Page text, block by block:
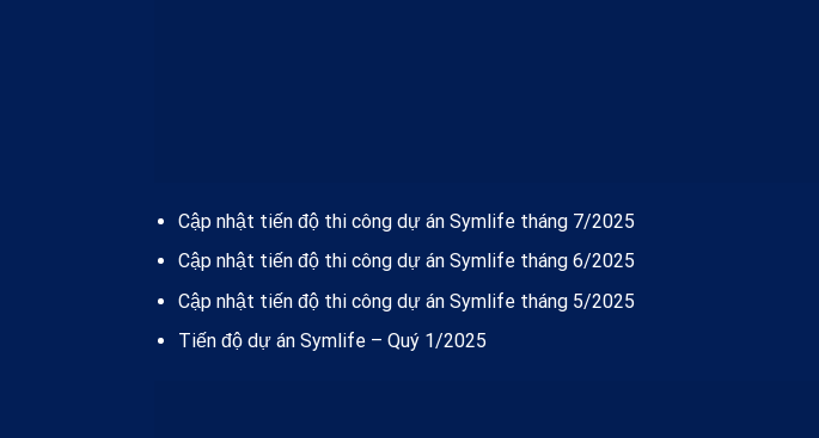
Cập nhật tiến độ thi công dự án Symlife tháng 7/2025
Cập nhật tiến độ thi công dự án Symlife tháng 6/2025
Cập nhật tiến độ thi công dự án Symlife tháng 5/2025
Tiến độ dự án Symlife – Quý 1/2025